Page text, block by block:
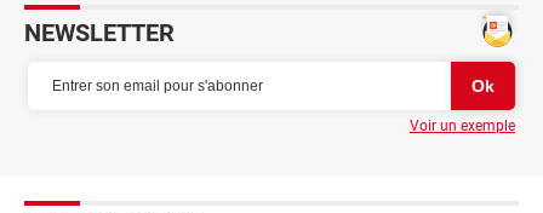
NEWSLETTER
Voir un exemple